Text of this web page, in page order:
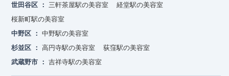
世田谷区
三軒茶屋駅の美容室
経堂駅の美容室
桜新町駅の美容室
中野区
中野駅の美容室
杉並区
高円寺駅の美容室
荻窪駅の美容室
武蔵野市
吉祥寺駅の美容室